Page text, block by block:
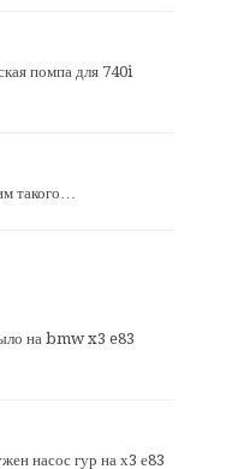
помпа для 740i
такого…
на bmw x3 e83
насос гур на х3 е83